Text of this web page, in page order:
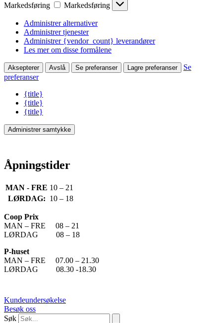
Markedsføring
Markedsføring
Administrer alternativer
Administrer tjenester
Administrer {vendor_count} leverandører
Les mer om disse formålene
Aksepterer Avslå Se preferanser Lagre preferanser
Se
preferanser
{title}
{title}
{title}
Administrer samtykke
Åpningstider
MAN - FRE 10 – 21
LØRDAG: 10 – 18
Coop Prix
MAN – FRE 08 – 21
LØRDAG 08 – 18
P-huset
MAN – FRE 07.00 – 21.30
LØRDAG 08.30 -18.30
Kundeundersøkelse
Besøk oss
Søk